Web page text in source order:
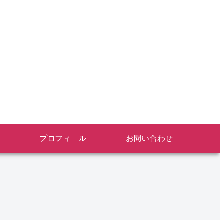
プロフィール お問い合わせ